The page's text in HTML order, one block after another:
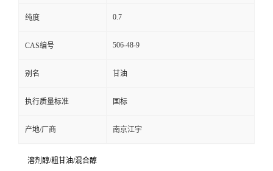
纯度 0.7
CAS编号 506-48-9
别名 甘油
执行质量标准 国标
产地/厂商 南京江宇
溶剂醇/粗甘油/混合醇